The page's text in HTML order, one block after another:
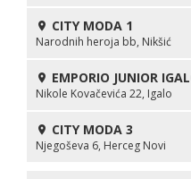
CITY MODA 1
Narodnih heroja bb, Nikšić
EMPORIO JUNIOR
Nikole Kovačevića 22, Igalo
CITY MODA 3
Njegoševa 6, Herceg Novi